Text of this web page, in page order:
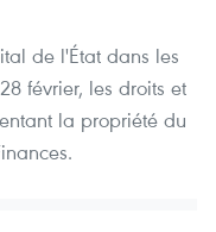
de l'État dans les
février, les droits et
la propriété du